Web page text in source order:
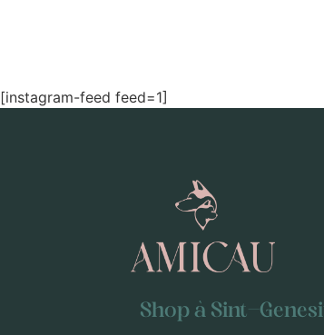
[instagram-feed feed=1]
Shop à Sint-